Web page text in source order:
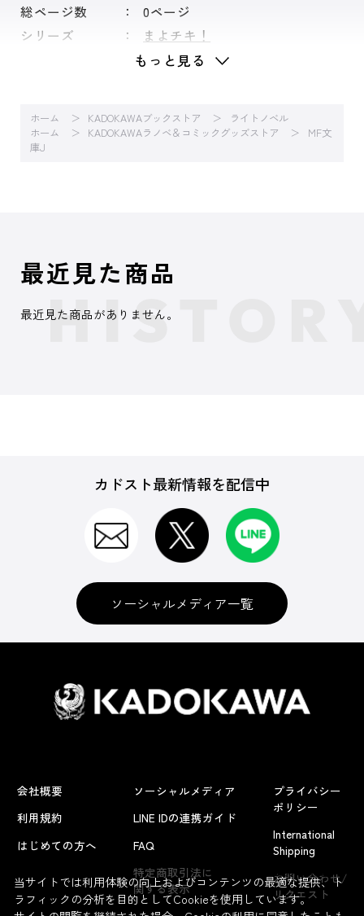
総ページ数
0ページ
シリーズ
まよチキ！
もっと見る
ホーム KADOKAWAブックストア
ライトノベル
ホーム
KADOKAWAラノベ＆コミックグッズストア
MF文
庫J
よくあるお問い合わせ
最近見た商品
最近見た商品がありません。
カドスト最新情報を配信中
ソーシャルメディア一覧
会社概要
利用規約
はじめての方へ
ソーシャルメディア
LINE IDの連携ガイド
FAQ
特定商取引法に
関する表示
プライバシー
ポリシー
International
Shipping
お問い合わせ/
リクエスト
当サイトでは利用体験の向上およびコンテンツの最適な提供、ト
ラフィックの分析を目的としてCookieを使用しています。